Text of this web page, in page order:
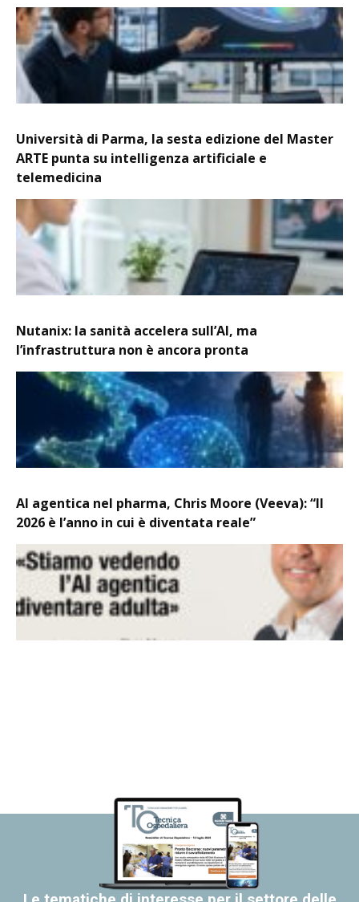
Università di Parma, la sesta edizione del Master
ARTE punta su intelligenza artificiale e
telemedicina
Nutanix: la sanità accelera sull’AI, ma
l’infrastruttura non è ancora pronta
AI agentica nel pharma, Chris Moore (Veeva): “Il
2026 è l’anno in cui è diventata reale”